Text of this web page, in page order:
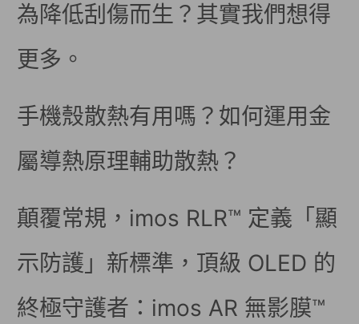
為降低刮傷而生？其實我們想得
更多。
手機殼散熱有用嗎？如何運用金
屬導熱原理輔助散熱？
顛覆常規，imos RLR™ 定義「顯
示防護」新標準，頂級 OLED 的
終極守護者：imos AR 無影膜™